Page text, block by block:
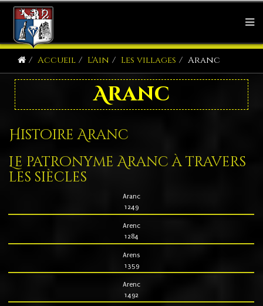
Accueil L'Ain Les villages Aranc
Aranc
Histoire Aranc
Le patronyme Aranc à travers
les siècles
Aranc
1249
Arenc
1284
Arens
1359
Arenc
1492